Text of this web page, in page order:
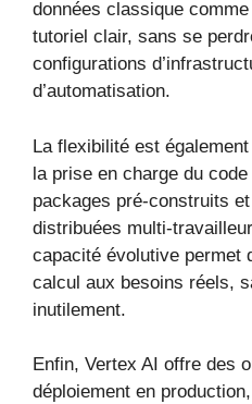
données classique
tutoriel clair, sans se
configurations
d’automatisation.
La flexibilité est
la prise en charge du
packages pré-construits
distribuées multi-
capacité évolutive permet
calcul aux besoins réels,
inutilement.
Enfin, Vertex AI offre des
déploiement en